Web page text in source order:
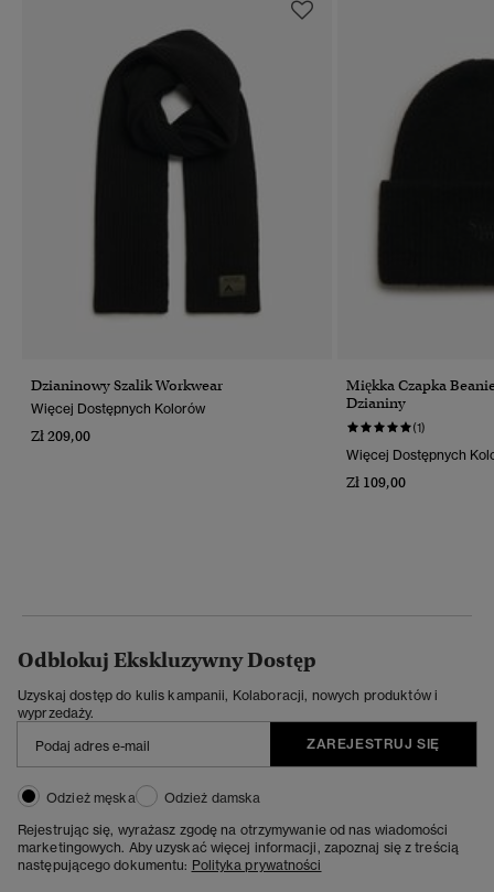
Dzianinowy Szalik Workwear
Więcej Dostępnych Kolorów
Zł 209,00
Miękka Czapka
Dzianiny
(1)
Więcej Dostępnych
Zł 109,00
Odblokuj Ekskluzywny Dostęp
Uzyskaj dostęp do kulis kampanii, Kolaboracji, nowych produktów i
wyprzedaży.
ZAREJESTRUJ SIĘ
Odzież męska
Odzież damska
Rejestrując się, wyrażasz zgodę na otrzymywanie od nas wiadomości
marketingowych. Aby uzyskać więcej informacji, zapoznaj się z treścią
następującego dokumentu: Polityka prywatności